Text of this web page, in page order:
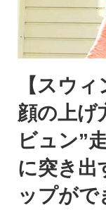
【スウ
顔の上げ
ビュン”
に突き出
ップがで